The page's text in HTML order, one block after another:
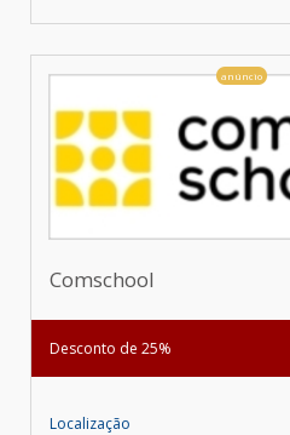
anúncio
Comschool
Desconto de 25%
Localização